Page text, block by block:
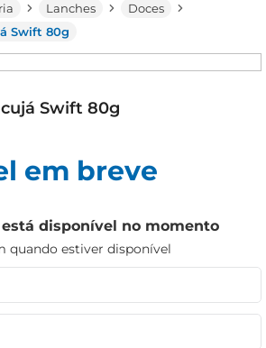
Lanches
Doces
Swift 80g
Swift 80g
em breve
disponível no momento
quando estiver disponível